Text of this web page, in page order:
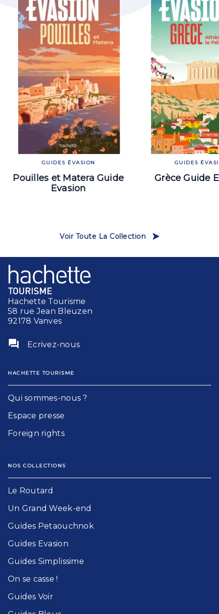
GUIDES ÉVASION
Pouilles et Matera Guide
Evasion
GUIDES
Grèce Guide
Voir Toute La Collection
Hachette Tourisme
58 rue Jean Bleuzen
92178 Vanves
question_answer Ecrivez-nous
HACHETTE TOURISME
Qui sommes-nous ?
Espace presse
Foreign rights
NOS COLLECTIONS
Le Routard​
Un Grand Week-end​
Guides Petaouchnok​
Guides Evasion​
Guides Simplissime​
On se casse !​
Guides Voir​